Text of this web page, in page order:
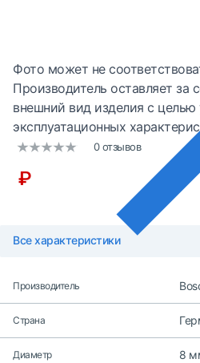
Фото может не
Производитель оставляет за
внешний вид изделия с целью
эксплуатационных
0 отзывов
₽
Все характеристики
Производитель
Страна
Диаметр 8